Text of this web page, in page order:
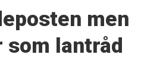
men
lantråd